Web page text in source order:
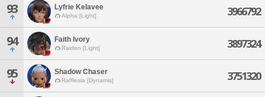
93 Lyfrie Kelavee
Alpha [Light] 3966792
94 Faith Ivory
Raiden [Light] 3897324
95 Shadow Chaser
Rafflesia [Dynamis] 3751320